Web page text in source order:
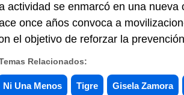
actividad se enmarcó en una
once años convoca a
el objetivo de reforzar la
Relacionados:
Ni Una Menos Tigre Gisela Zamora